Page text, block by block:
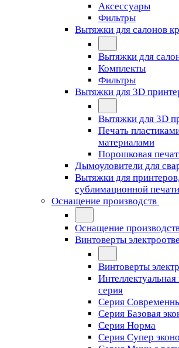
Аксессуары
Фильтры
Вытяжки для салонов
Вытяжки для
Комплекты
Фильтры
Вытяжки для 3D
Вытяжки для 3D
Печать
материалами
Порошковая
Дымоуловители для
Вытяжки для
сублимационной печати
Оснащение производств
Оснащение
Винтоверты
Винтоверты
серия
Серия
Серия Базовая
Серия Норма
Серия Cупер